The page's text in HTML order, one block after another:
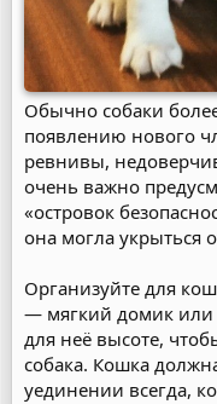
Обычно собаки
появлению нового
ревнивы,
очень важно
«островок
она могла укрыться
Организуйте для
— мягкий домик или
для неё высоте,
собака. Кошка
уединении всегда,